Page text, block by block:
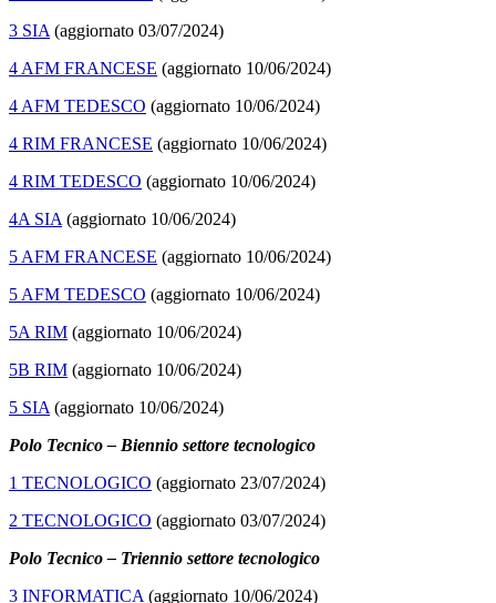
3 SIA (aggiornato 03/07/2024)
4 AFM FRANCESE (aggiornato 10/06/2024)
4 AFM TEDESCO (aggiornato 10/06/2024)
4 RIM FRANCESE (aggiornato 10/06/2024)
4 RIM TEDESCO (aggiornato 10/06/2024)
4A SIA (aggiornato 10/06/2024)
5 AFM FRANCESE (aggiornato 10/06/2024)
5 AFM TEDESCO (aggiornato 10/06/2024)
5A RIM (aggiornato 10/06/2024)
5B RIM (aggiornato 10/06/2024)
5 SIA (aggiornato 10/06/2024)
Polo Tecnico – Biennio settore tecnologico
1 TECNOLOGICO (aggiornato 23/07/2024)
2 TECNOLOGICO (aggiornato 03/07/2024)
Polo Tecnico – Triennio settore tecnologico
3 INFORMATICA (aggiornato 10/06/2024)